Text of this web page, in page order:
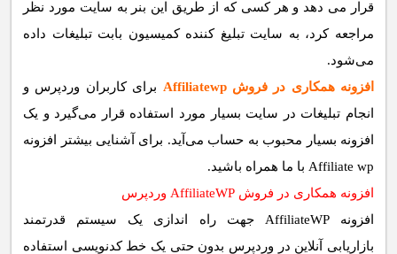
قرار می دهد و هر کسی که از طریق این بنر به سایت مورد نظر
مراجعه کرد، به سایت تبلیغ کننده کمیسیون بابت تبلیغات داده
می‌شود.
افزونه همکاری در فروش Affiliatewp
برای کاربران وردپرس و
انجام تبلیغات در سایت بسیار مورد استفاده قرار می‌گیرد و یک
افزونه بسیار محبوب به حساب می‌آید. برای آشنایی بیشتر افزونه
Affiliate wp با ما همراه باشید.
افزونه همکاری در فروش AffiliateWP وردپرس
افزونه AffiliateWP جهت راه اندازی یک سیستم قدرتمند
بازاریابی آنلاین در وردپرس بدون حتی یک خط کدنویسی استفاده